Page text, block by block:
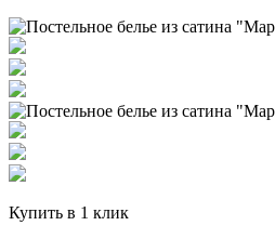
Купить в 1 клик